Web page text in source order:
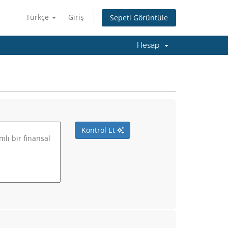
Türkçe Giriş Sepeti Görüntüle
Hesap
Kontrol Et